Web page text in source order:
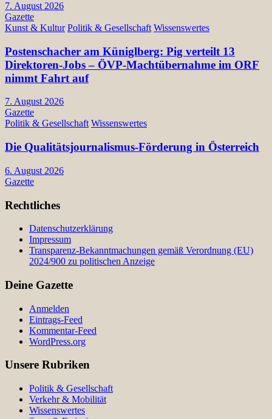
7. August 2026
Gazette
Kunst & Kultur Politik & Gesellschaft Wissenswertes
Postenschacher am Küniglberg: Pig verteilt 13
Direktoren-Jobs – ÖVP-Machtübernahme im ORF
nimmt Fahrt auf
7. August 2026
Gazette
Politik & Gesellschaft Wissenswertes
Die Qualitätsjournalismus-Förderung in Österreich
6. August 2026
Gazette
Rechtliches
Datenschutzerklärung
Impressum
Transparenz-Bekanntmachungen gemäß Verordnung (EU)
2024/900 zu politischen Anzeige
Deine Gazette
Anmelden
Eintrags-Feed
Kommentar-Feed
WordPress.org
Unsere Rubriken
Politik & Gesellschaft
Verkehr & Mobilität
Wissenswertes